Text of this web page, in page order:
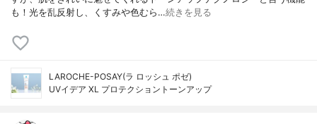
も！光を乱反射し、くすみや色むら…続きを見る
LAROCHE-POSAY(ラ ロッシュ ポゼ)
UVイデア XL プロテクショントーンアップ